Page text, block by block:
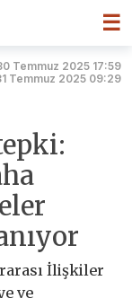
☰
Temmuz 2025 17:59
Temmuz 2025 09:29
İlişkiler
ve